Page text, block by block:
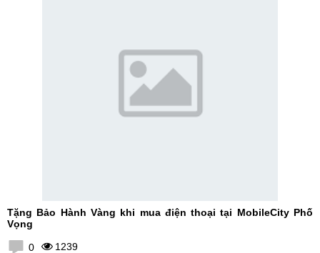
Tặng Bảo Hành Vàng khi mua điện thoại tại MobileCity Phố
Vọng
0 1239